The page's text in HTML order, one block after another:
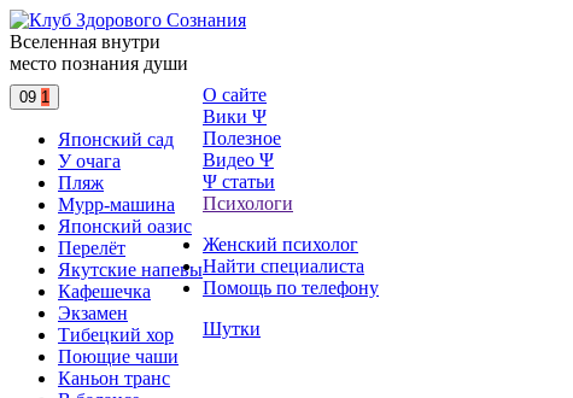
Вселенная внутри
место познания души
09 1
Японский сад
У очага
Пляж
Мурр-машина
Японский оазис
Перелёт
Якутские напевы
Кафешечка
Экзамен
Тибецкий хор
Поющие чаши
Каньон транс
О сайте
Вики Ψ
Полезное
Видео Ψ
Ψ статьи
Психологи
Женский психолог
Найти специалиста
Помощь по телефону
Шутки